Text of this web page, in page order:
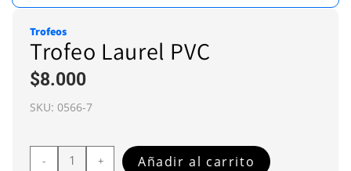
Trofeos
Trofeo Laurel PVC
$8.000
SKU: 0566-7
- + Añadir al carrito